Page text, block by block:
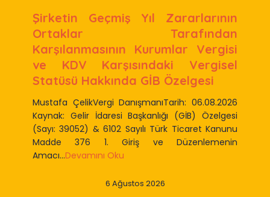
Şirketin Geçmiş Yıl Zararlarının
Ortaklar Tarafından
Karşılanmasının Kurumlar Vergisi
ve KDV Karşısındaki Vergisel
Statüsü Hakkında GİB Özelgesi
Mustafa ÇelikVergi DanışmanıTarih: 06.08.2026
Kaynak: Gelir İdaresi Başkanlığı (GİB) Özelgesi
(Sayı: 39052) & 6102 Sayılı Türk Ticaret Kanunu
Madde 376 1. Giriş ve Düzenlemenin
Amacı...Devamını Oku
6 Ağustos 2026